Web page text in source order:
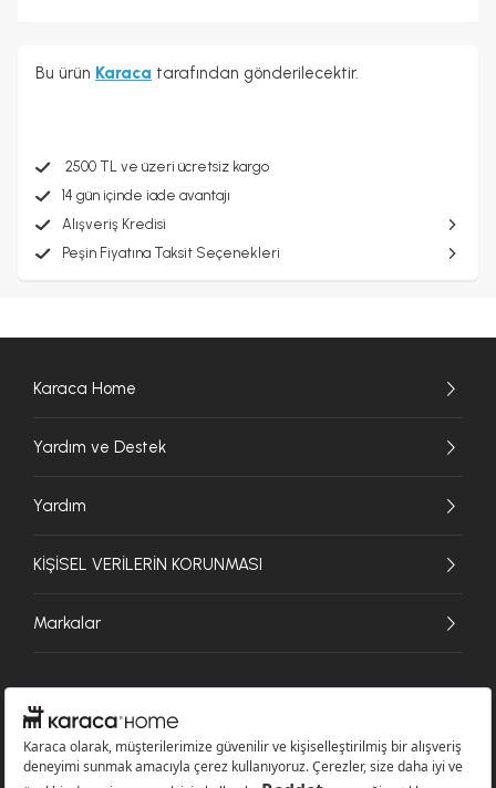
Bu ürün Karaca tarafından gönderilecektir.
2500 TL ve üzeri ücretsiz kargo
14 gün içinde iade avantajı
Alışveriş Kredisi
Peşin Fiyatına Taksit Seçenekleri
Karaca Home
Yardım ve Destek
Yardım
KİŞİSEL VERİLERİN KORUNMASI
Markalar